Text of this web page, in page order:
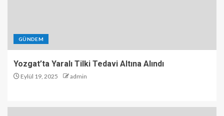
GÜNDEM
Yozgat’ta Yaralı Tilki Tedavi Altına Alındı
Eylül 19, 2025 admin